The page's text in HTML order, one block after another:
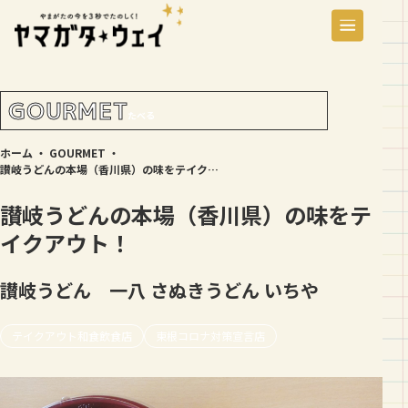
GOURMETたべる
ホーム ・ GOURMET ・
讃岐うどんの本場（香川県）の味をテイクアウト！
讃岐うどんの本場（香川県）の味をテ
イクアウト！
讃岐うどん 一八 さぬきうどん いちや
テイクアウト和食飲食店 東根コロナ対策宣言店